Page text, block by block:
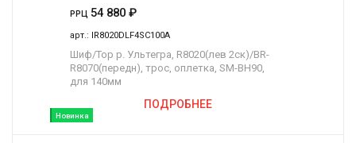
Новинка
РРЦ 54 880 ₽
арт.: IR8020DLF4SC100A
Шиф/Тор р. Ультегра, R8020(лев 2ск)/BR-
R8070(передн), трос, оплетка, SM-BH90,
для 140мм
ПОДРОБНЕЕ